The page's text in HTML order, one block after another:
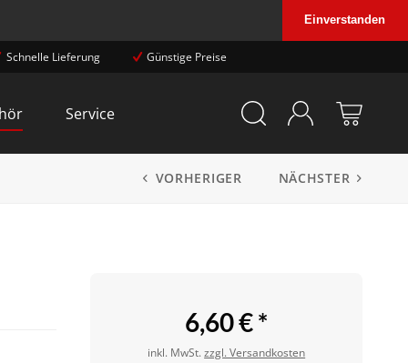
Einverstanden
Schnelle Lieferung Günstige Preise
Service
VORHERIGER NÄCHSTER
6,60 € *
inkl. MwSt.zzgl. Versandkosten